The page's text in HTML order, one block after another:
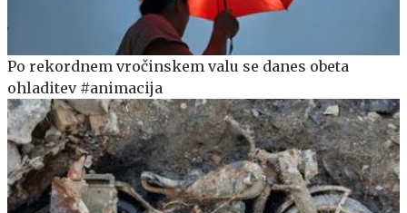
Po rekordnem vročinskem valu se danes obeta
ohladitev #animacija